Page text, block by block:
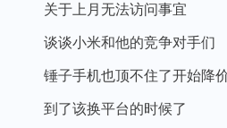
关于上月无法访问事宜
谈谈小米和他的竞争对手们
锤子手机也顶不住了开始降
到了该换平台的时候了